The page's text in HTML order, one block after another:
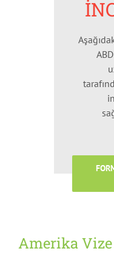
Amerika